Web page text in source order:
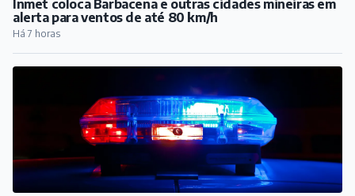
Inmet coloca Barbacena e outras cidades mineiras em
alerta para ventos de até 80 km/h
Há 7 horas